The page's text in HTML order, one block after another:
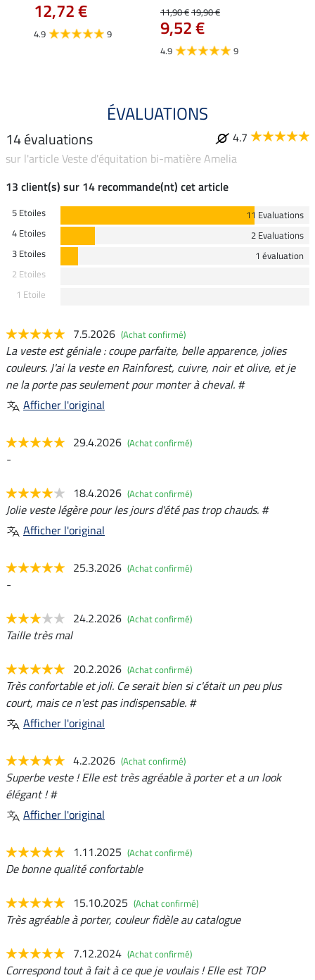
12,72 €
4.9 9
11,90 €19,90 €
9,52 €
4.9 9
ÉVALUATIONS
14 évaluations
4.7
sur l'article Veste d'équitation bi-matière Amelia
13 client(s) sur 14 recommande(nt) cet article
5 Etoiles
11 Evaluations
4 Etoiles
2 Evaluations
3 Etoiles
1 évaluation
2 Etoiles
1 Etoile
7.5.2026 (Achat confirmé)
La veste est géniale : coupe parfaite, belle apparence, jolies
couleurs. J'ai la veste en Rainforest, cuivre, noir et olive, et je
ne la porte pas seulement pour monter à cheval. #
Afficher l'original
29.4.2026 (Achat confirmé)
-
18.4.2026 (Achat confirmé)
Jolie veste légère pour les jours d'été pas trop chauds. #
Afficher l'original
25.3.2026 (Achat confirmé)
-
24.2.2026 (Achat confirmé)
Taille très mal
20.2.2026 (Achat confirmé)
Très confortable et joli. Ce serait bien si c'était un peu plus
court, mais ce n'est pas indispensable. #
Afficher l'original
4.2.2026 (Achat confirmé)
Superbe veste ! Elle est très agréable à porter et a un look
élégant ! #
Afficher l'original
1.11.2025 (Achat confirmé)
De bonne qualité confortable
15.10.2025 (Achat confirmé)
Très agréable à porter, couleur fidèle au catalogue
7.12.2024 (Achat confirmé)
Correspond tout à fait à ce que je voulais ! Elle est TOP